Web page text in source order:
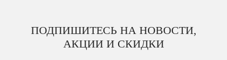
ПОДПИШИТЕСЬ НА НОВОСТИ,
АКЦИИ И СКИДКИ